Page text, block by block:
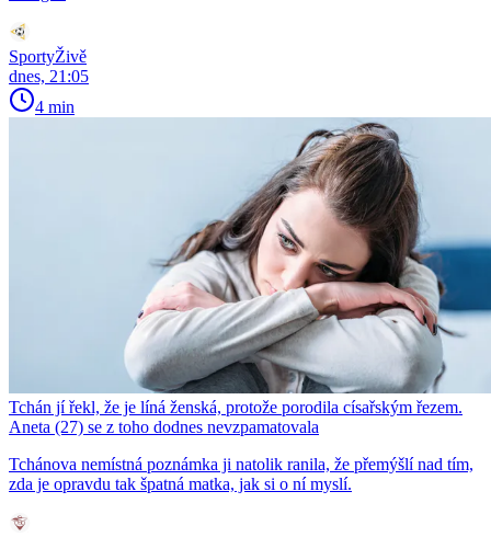
SportyŽivě
dnes, 21:05
4 min
Tchán jí řekl, že je líná ženská, protože porodila císařským řezem.
Aneta (27) se z toho dodnes nevzpamatovala
Tchánova nemístná poznámka ji natolik ranila, že přemýšlí nad tím,
zda je opravdu tak špatná matka, jak si o ní myslí.